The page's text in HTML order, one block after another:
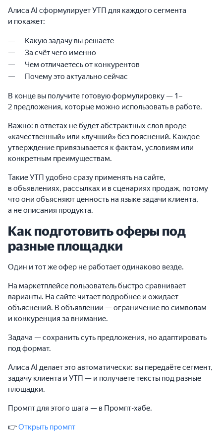
Алиса AI сформулирует УТП для каждого сегмента
и покажет:
Какую задачу вы решаете
За счёт чего именно
Чем отличаетесь от конкурентов
Почему это актуально сейчас
В конце вы получите готовую формулировку — 1–
2 предложения, которые можно использовать в работе.
Важно: в ответах не будет абстрактных слов вроде
«качественный» или «лучший» без пояснений. Каждое
утверждение привязывается к фактам, условиям или
конкретным преимуществам.
Такие УТП удобно сразу применять на сайте,
в объявлениях, рассылках и в сценариях продаж, потому
что они объясняют ценность на языке задачи клиента,
а не описания продукта.
Как подготовить оферы под
разные площадки
Один и тот же офер не работает одинаково везде.
На маркетплейсе пользователь быстро сравнивает
варианты. На сайте читает подробнее и ожидает
объяснений. В объявлении — ограничение по символам
и конкуренция за внимание.
Задача — сохранить суть предложения, но адаптировать
под формат.
Алиса AI делает это автоматически: вы передаёте сегмент,
задачу клиента и УТП — и получаете тексты под разные
площадки.
Промпт для этого шага — в Промпт-хабе.
👉Открыть промпт